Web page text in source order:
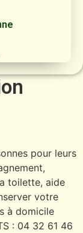
pour leurs
toilette, aide
votre
à domicile
: 04 32 61 46